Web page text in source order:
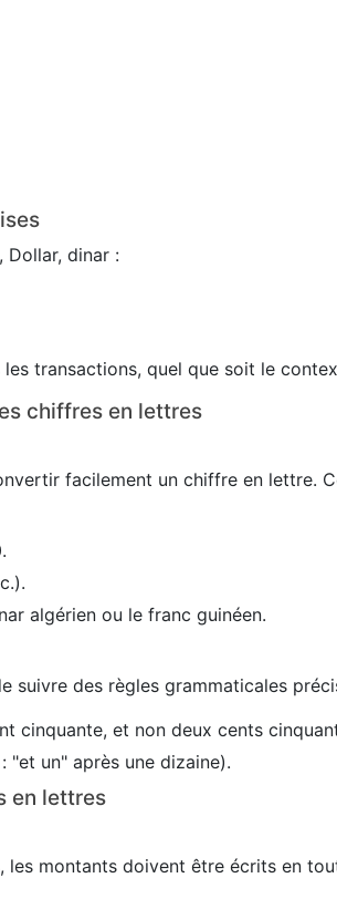
Dollar, dinar :
transactions, quel que soit le
chiffres en lettres
facilement un chiffre en lettre.
algérien ou le franc guinéen.
suivre des règles grammaticales
cinquante, et non deux cents
"et un" après une dizaine).
en lettres
les montants doivent être écrits en